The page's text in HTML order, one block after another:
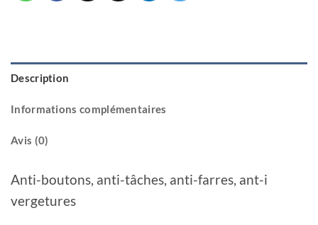
Description
Informations complémentaires
Avis (0)
Anti-boutons, anti-tâches, anti-farres, ant-i
vergetures